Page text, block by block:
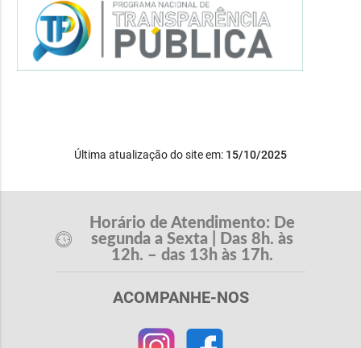
Última atualização do site em: 15/10/2025
Horário de Atendimento: De
segunda a Sexta | Das 8h. às
12h. – das 13h às 17h.
ACOMPANHE-NOS